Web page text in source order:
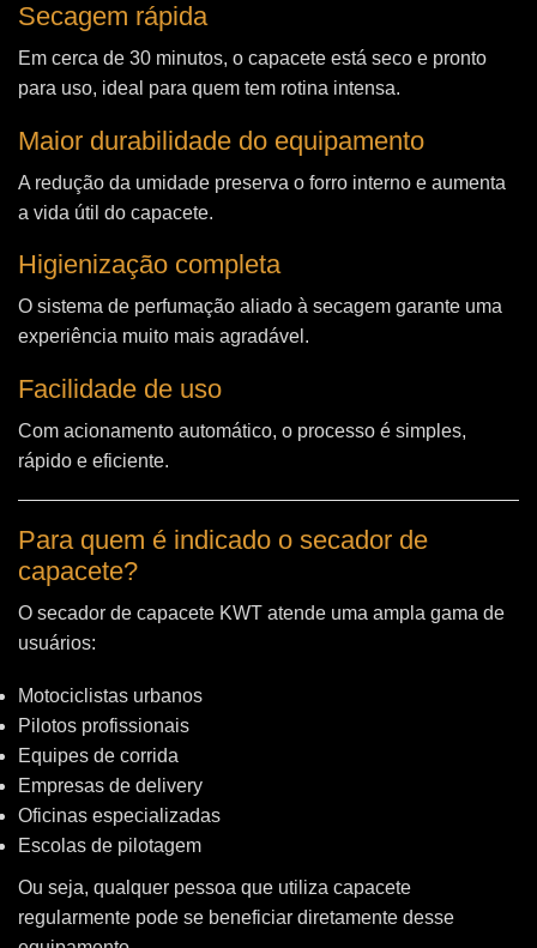
Secagem rápida
Em cerca de 30 minutos, o capacete está seco e pronto
para uso, ideal para quem tem rotina intensa.
Maior durabilidade do equipamento
A redução da umidade preserva o forro interno e aumenta
a vida útil do capacete.
Higienização completa
O sistema de perfumação aliado à secagem garante uma
experiência muito mais agradável.
Facilidade de uso
Com acionamento automático, o processo é simples,
rápido e eficiente.
Para quem é indicado o secador de
capacete?
O secador de capacete KWT atende uma ampla gama de
usuários:
Motociclistas urbanos
Pilotos profissionais
Equipes de corrida
Empresas de delivery
Oficinas especializadas
Escolas de pilotagem
Ou seja, qualquer pessoa que utiliza capacete
regularmente pode se beneficiar diretamente desse